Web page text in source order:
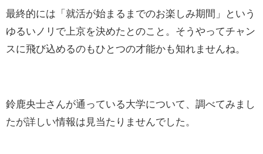
最終的には「就活が始まるまでのお楽しみ期間」という
ゆるいノリで上京を決めたとのこと。そうやってチャン
スに飛び込めるのもひとつの才能かも知れませんね。
鈴鹿央士さんが通っている大学について、調べてみまし
たが詳しい情報は見当たりませんでした。